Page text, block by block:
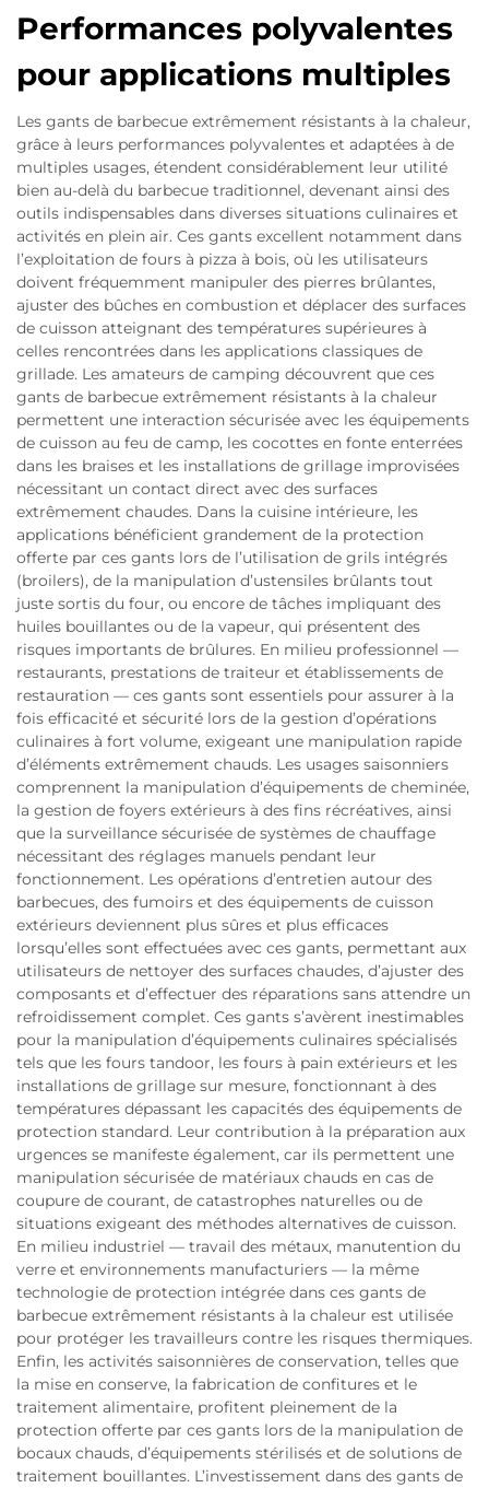
Performances polyvalentes
pour applications multiples
Les gants de barbecue extrêmement résistants à la chaleur,
grâce à leurs performances polyvalentes et adaptées à de
multiples usages, étendent considérablement leur utilité
bien au-delà du barbecue traditionnel, devenant ainsi des
outils indispensables dans diverses situations culinaires et
activités en plein air. Ces gants excellent notamment dans
l’exploitation de fours à pizza à bois, où les utilisateurs
doivent fréquemment manipuler des pierres brûlantes,
ajuster des bûches en combustion et déplacer des surfaces
de cuisson atteignant des températures supérieures à
celles rencontrées dans les applications classiques de
grillade. Les amateurs de camping découvrent que ces
gants de barbecue extrêmement résistants à la chaleur
permettent une interaction sécurisée avec les équipements
de cuisson au feu de camp, les cocottes en fonte enterrées
dans les braises et les installations de grillage improvisées
nécessitant un contact direct avec des surfaces
extrêmement chaudes. Dans la cuisine intérieure, les
applications bénéficient grandement de la protection
offerte par ces gants lors de l’utilisation de grils intégrés
(broilers), de la manipulation d’ustensiles brûlants tout
juste sortis du four, ou encore de tâches impliquant des
huiles bouillantes ou de la vapeur, qui présentent des
risques importants de brûlures. En milieu professionnel —
restaurants, prestations de traiteur et établissements de
restauration — ces gants sont essentiels pour assurer à la
fois efficacité et sécurité lors de la gestion d’opérations
culinaires à fort volume, exigeant une manipulation rapide
d’éléments extrêmement chauds. Les usages saisonniers
comprennent la manipulation d’équipements de cheminée,
la gestion de foyers extérieurs à des fins récréatives, ainsi
que la surveillance sécurisée de systèmes de chauffage
nécessitant des réglages manuels pendant leur
fonctionnement. Les opérations d’entretien autour des
barbecues, des fumoirs et des équipements de cuisson
extérieurs deviennent plus sûres et plus efficaces
lorsqu’elles sont effectuées avec ces gants, permettant aux
utilisateurs de nettoyer des surfaces chaudes, d’ajuster des
composants et d’effectuer des réparations sans attendre un
refroidissement complet. Ces gants s’avèrent inestimables
pour la manipulation d’équipements culinaires spécialisés
tels que les fours tandoor, les fours à pain extérieurs et les
installations de grillage sur mesure, fonctionnant à des
températures dépassant les capacités des équipements de
protection standard. Leur contribution à la préparation aux
urgences se manifeste également, car ils permettent une
manipulation sécurisée de matériaux chauds en cas de
coupure de courant, de catastrophes naturelles ou de
situations exigeant des méthodes alternatives de cuisson.
En milieu industriel — travail des métaux, manutention du
verre et environnements manufacturiers — la même
technologie de protection intégrée dans ces gants de
barbecue extrêmement résistants à la chaleur est utilisée
pour protéger les travailleurs contre les risques thermiques.
Enfin, les activités saisonnières de conservation, telles que
la mise en conserve, la fabrication de confitures et le
traitement alimentaire, profitent pleinement de la
protection offerte par ces gants lors de la manipulation de
bocaux chauds, d’équipements stérilisés et de solutions de
traitement bouillantes. L’investissement dans des gants de